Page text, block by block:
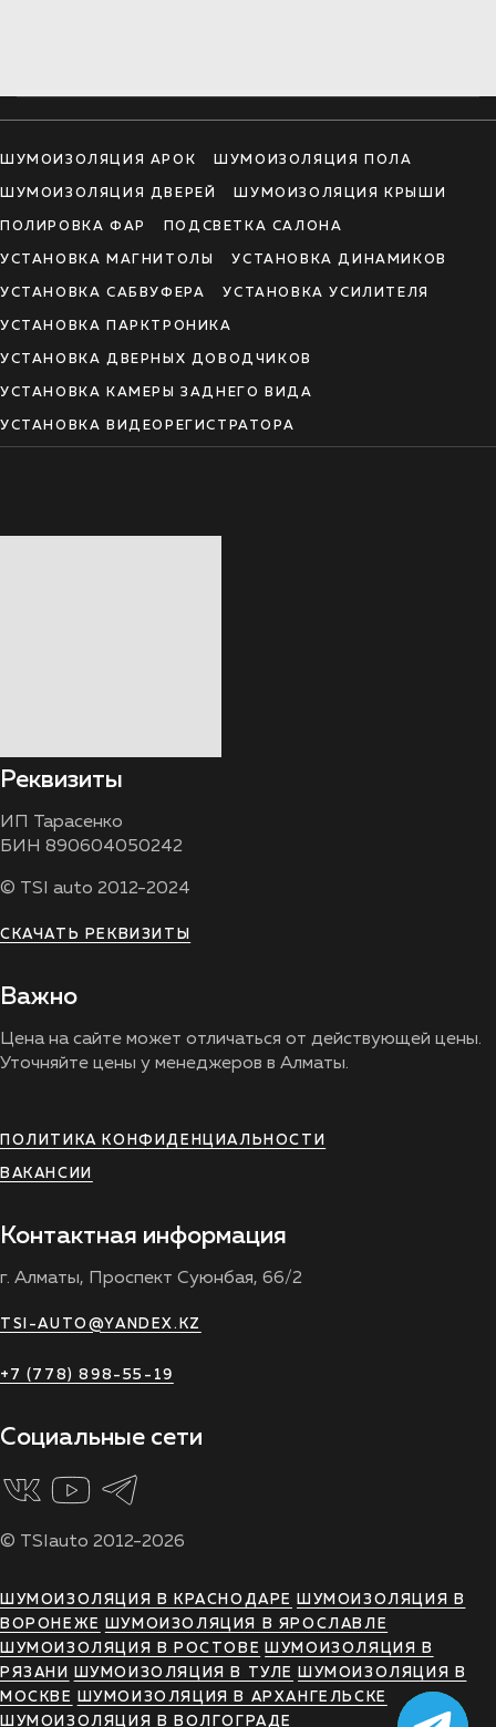
ШУМОИЗОЛЯЦИЯ АРОК ШУМОИЗОЛЯЦИЯ ПОЛА
ШУМОИЗОЛЯЦИЯ ДВЕРЕЙ ШУМОИЗОЛЯЦИЯ КРЫШИ
ПОЛИРОВКА ФАР ПОДСВЕТКА САЛОНА
УСТАНОВКА МАГНИТОЛЫ УСТАНОВКА ДИНАМИКОВ
УСТАНОВКА САБВУФЕРА УСТАНОВКА УСИЛИТЕЛЯ
УСТАНОВКА ПАРКТРОНИКА
УСТАНОВКА ДВЕРНЫХ ДОВОДЧИКОВ
УСТАНОВКА КАМЕРЫ ЗАДНЕГО ВИДА
УСТАНОВКА ВИДЕОРЕГИСТРАТОРА
Реквизиты
ИП Тарасенко
БИН 890604050242
© TSI auto 2012-2024
СКАЧАТЬ РЕКВИЗИТЫ
Важно
Цена на сайте может отличаться от действующей цены.
Уточняйте цены у менеджеров в Алматы.
ПОЛИТИКА КОНФИДЕНЦИАЛЬНОСТИ
ВАКАНСИИ
Контактная информация
г. Алматы, Проспект Суюнбая, 66/2
TSI-AUTO@YANDEX.KZ
+7 (778) 898-55-19
Социальные сети
© TSIauto 2012-2026
ШУМОИЗОЛЯЦИЯ В КРАСНОДАРЕ
ШУМОИЗОЛЯЦИЯ В
ВОРОНЕЖЕ
ШУМОИЗОЛЯЦИЯ В ЯРОСЛАВЛЕ
ШУМОИЗОЛЯЦИЯ В РОСТОВЕ
ШУМОИЗОЛЯЦИЯ В
РЯЗАНИ
ШУМОИЗОЛЯЦИЯ В ТУЛЕ
ШУМОИЗОЛЯЦИЯ В
МОСКВЕ
ШУМОИЗОЛЯЦИЯ В АРХАНГЕЛЬСКЕ
ШУМОИЗОЛЯЦИЯ В ВОЛГОГРАДЕ